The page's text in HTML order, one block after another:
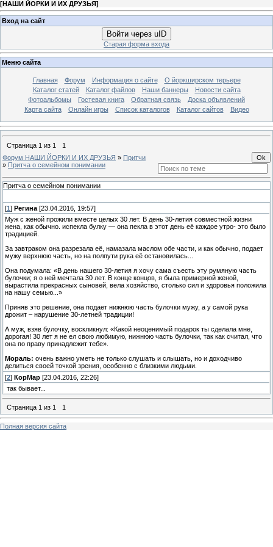
[НАШИ ЙОРКИ И ИХ ДРУЗЬЯ]
Вход на сайт
Войти через uID
Старая форма входа
Меню сайта
Главная Форум Информация о сайте
О йоркширском терьере
Каталог статей
Каталог файлов Наши баннеры
Новости сайта
Фотоальбомы
Гостевая книга Обратная связь
Доска объявлений
Карта сайта
Онлайн игры Список каталогов Каталог сайтов Видео
Страница 1 из 1
1
Форум НАШИ ЙОРКИ И ИХ ДРУЗЬЯ » Притчи
» Притча о семейном понимании
Притча о семейном понимании
[1 ] Регина [23.04.2016, 19:57]
Муж с женой прожили вместе целых 30 лет. В день 30-летия совместной жизни
жена, как обычно. испекла булку — она пекла в этот день её каждое утро- это было
традицией.
За завтраком она разрезала её, намазала маслом обе части, и как обычно, подает
мужу верхнюю часть, но на полпути рука её остановилась...
Она подумала: «В день нашего 30-летия я хочу сама съесть эту румяную часть
булочки; я о ней мечтала 30 лет. В конце концов, я была примерной женой,
вырастила прекрасных сыновей, вела хозяйство, столько сил и здоровья положила
на нашу семью...»
Приняв это решение, она подает нижнюю часть булочки мужу, а у самой рука
дрожит – нарушение 30-летней традиции!
А муж, взяв булочку, воскликнул: «Какой неоценимый подарок ты сделала мне,
дорогая! 30 лет я не ел свою любимую, нижнюю часть булочки, так как считал, что
она по праву принадлежит тебе».
Мораль: очень важно уметь не только слушать и слышать, но и доходчиво
делиться своей точкой зрения, особенно с близкими людьми.
[2] КорМар [23.04.2016, 22:26]
так бывает...
Страница 1 из 1 1
Полная версия сайта